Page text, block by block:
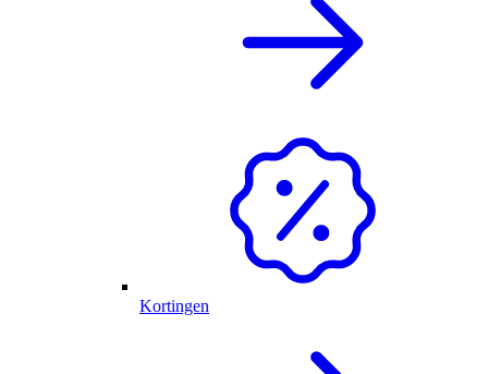
Kortingen